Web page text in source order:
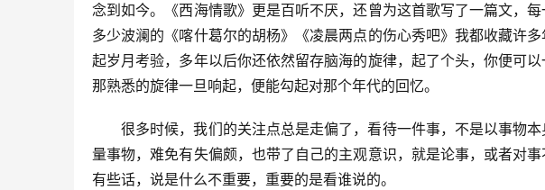
念到如今。《西海情歌》更是百听不厌，还曾为这首歌写了一篇文，
多少波澜的《喀什葛尔的胡杨》《凌晨两点的伤心秀吧》我都收藏许
起岁月考验，多年以后你还依然留存脑海的旋律，起了个头，你便可
那熟悉的旋律一旦响起，便能勾起对那个年代的回忆。
很多时候，我们的关注点总是走偏了，看待一件事，不是以事物
量事物，难免有失偏颇，也带了自己的主观意识，就是论事，或者对
有些话，说是什么不重要，重要的是看谁说的。